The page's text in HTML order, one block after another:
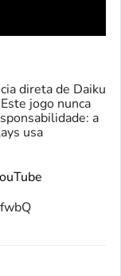
direta de Daiku
jogo nunca
a
usa